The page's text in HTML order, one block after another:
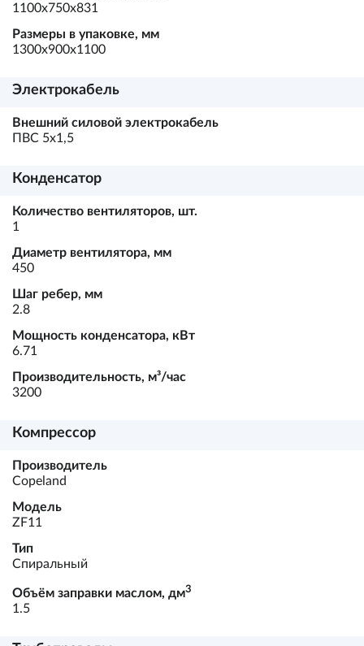
1100х750х831
Размеры в упаковке, мм
1300х900х1100
Электрокабель
Внешний силовой электрокабель
ПВС 5х1,5
Конденсатор
Количество вентиляторов, шт.
1
Диаметр вентилятора, мм
450
Шаг ребер, мм
2.8
Мощность конденсатора, кВт
6.71
Производительность, м³/час
3200
Компрессор
Производитель
Copeland
Модель
ZF11
Тип
Спиральный
Объём заправки маслом, дм3
1.5